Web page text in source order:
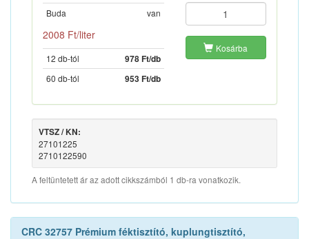
Buda
van
2008 Ft/liter
12 db-tól 978 Ft/db
60 db-tól 953 Ft/db
Kosárba
VTSZ / KN:
27101225
2710122590
A feltüntetett ár az adott cikkszámból 1 db-ra vonatkozik.
CRC 32757 Prémium féktisztító, kuplungtisztító,